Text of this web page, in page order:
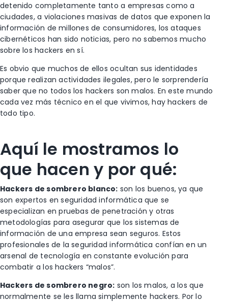
detenido completamente tanto a empresas como a
ciudades, a violaciones masivas de datos que exponen la
información de millones de consumidores, los ataques
cibernéticos han sido noticias, pero no sabemos mucho
sobre los hackers en sí.
Es obvio que muchos de ellos ocultan sus identidades
porque realizan actividades ilegales, pero le sorprendería
saber que no todos los hackers son malos. En este mundo
cada vez más técnico en el que vivimos, hay hackers de
todo tipo.
Aquí le mostramos lo
que hacen y por qué:
Hackers de sombrero blanco: son los buenos, ya que
son expertos en seguridad informática que se
especializan en pruebas de penetración y otras
metodologías para asegurar que los sistemas de
información de una empresa sean seguros. Estos
profesionales de la seguridad informática confían en un
arsenal de tecnología en constante evolución para
combatir a los hackers “malos”.
Hackers de sombrero negro: son los malos, a los que
normalmente se les llama simplemente hackers. Por lo